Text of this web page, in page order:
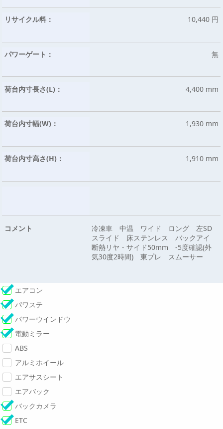
リサイクル料： 10,440 円
パワーゲート： 無
荷台内寸長さ(L)： 4,400 mm
荷台内寸幅(W)： 1,930 mm
荷台内寸高さ(H)： 1,910 mm
コメント
冷凍車 中温 ワイド ロング 左SD
スライド 床ステンレス バックアイ
断熱リヤ・サイド50mm -5度確認(外
気30度2時間) 東プレ スムーサー
エアコン
パワステ
パワーウインドウ
電動ミラー
ABS
アルミホイール
エアサスシート
エアバック
バックカメラ
ETC